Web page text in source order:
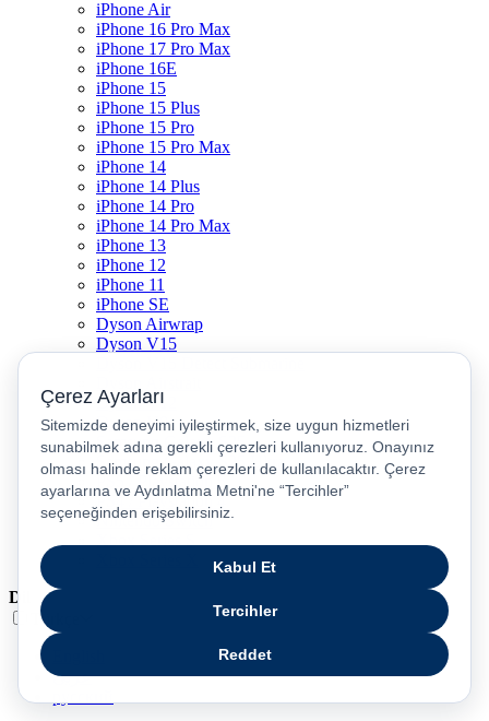
iPhone Air
iPhone 16 Pro Max
iPhone 17 Pro Max
iPhone 16E
iPhone 15
iPhone 15 Plus
iPhone 15 Pro
iPhone 15 Pro Max
iPhone 14
iPhone 14 Plus
iPhone 14 Pro
iPhone 14 Pro Max
iPhone 13
iPhone 12
iPhone 11
iPhone SE
Dyson Airwrap
Dyson V15
Dyson V12
Dyson V8
Samsung Galaxy S25
Samsung Galaxy S25 Ultra
PS5 / Playstation 5
PS4 / Playstation 4
Nintendo Switch
Xbox Series S
Dil
Türkçe
عربى